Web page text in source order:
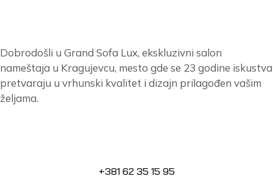
Dobrodošli u Grand Sofa Lux, ekskluzivni salon
nameštaja u Kragujevcu, mesto gde se 23 godine iskustva
pretvaraju u vrhunski kvalitet i dizajn prilagođen vašim
željama.
+381 62 35 15 95